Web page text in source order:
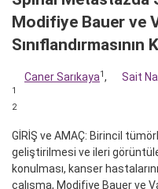
Modifiye Bauer ve
Sınıflandırmasının
Caner Sarıkaya1, Sait
1
2
GİRİŞ ve AMAÇ: Birincil
geliştirilmesi ve ileri
konulması, kanser
çalışma, Modifiye Bauer ve